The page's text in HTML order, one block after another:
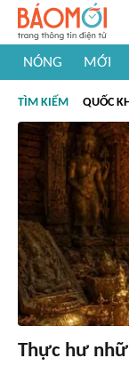
NÓNG MỚI
#Khám phá thế giới
TÌM KIẾM QUỐC
Thực hư